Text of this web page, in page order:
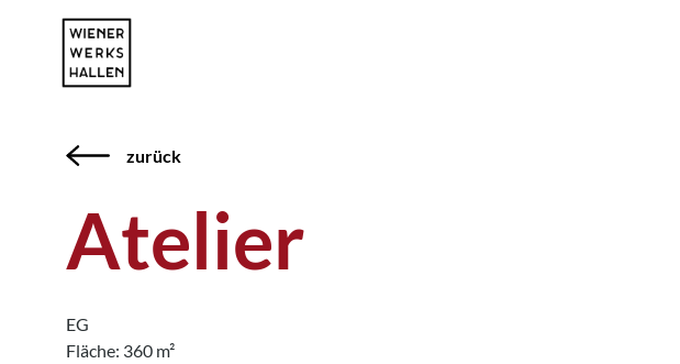
zurück
Atelier
EG
Fläche: 360 m²